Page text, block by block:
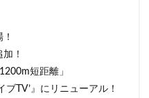
！
短距離」
TV’』にリニューアル！